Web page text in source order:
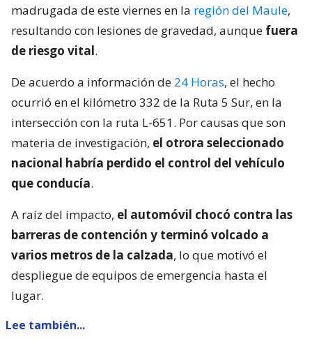
madrugada de este viernes en la región del Maule,
resultando con lesiones de gravedad, aunque fuera
de riesgo vital.
De acuerdo a información de 24 Horas, el hecho
ocurrió en el kilómetro 332 de la Ruta 5 Sur, en la
intersección con la ruta L-651. Por causas que son
materia de investigación, el otrora seleccionado
nacional habría perdido el control del vehículo
que conducía.
A raíz del impacto, el automóvil chocó contra las
barreras de contención y terminó volcado a
varios metros de la calzada, lo que motivó el
despliegue de equipos de emergencia hasta el
lugar.
Lee también...